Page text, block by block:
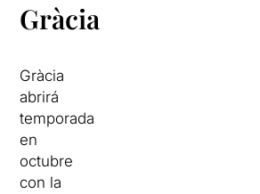
Gràcia
Gràcia
abrirá
temporada
en
octubre
con la